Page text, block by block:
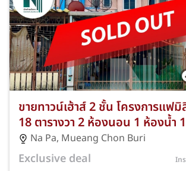
ขายทาวน์เฮ้าส์ 2 ชั้น โครงการแฟ
18 ตารางวา 2 ห้องนอน 1 ห้องน้ำ
ป่า เมืองชลบุรี NKA-57-322
Na Pa, Mueang Chon Buri
Exclusive deal